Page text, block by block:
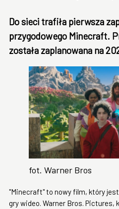
Do sieci trafiła pierwsza
przygodowego Minecraft.
została zaplanowana na
fot. Warner Bros
"Minecraft" to nowy film, który
gry wideo. Warner Bros. Pictures,